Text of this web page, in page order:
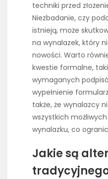
techniki przed
Niezbadanie, czy
istnieją, może
na wynalazek, który
nowości. Warto
kwestie formalne,
wymaganych
wypełnienie
także, że wynalazcy
wszystkich
wynalazku, co
Jakie są